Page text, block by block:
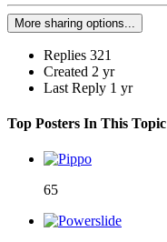
More sharing options...
Replies 321
Created 2 yr
Last Reply 1 yr
Top Posters In This Topic
65